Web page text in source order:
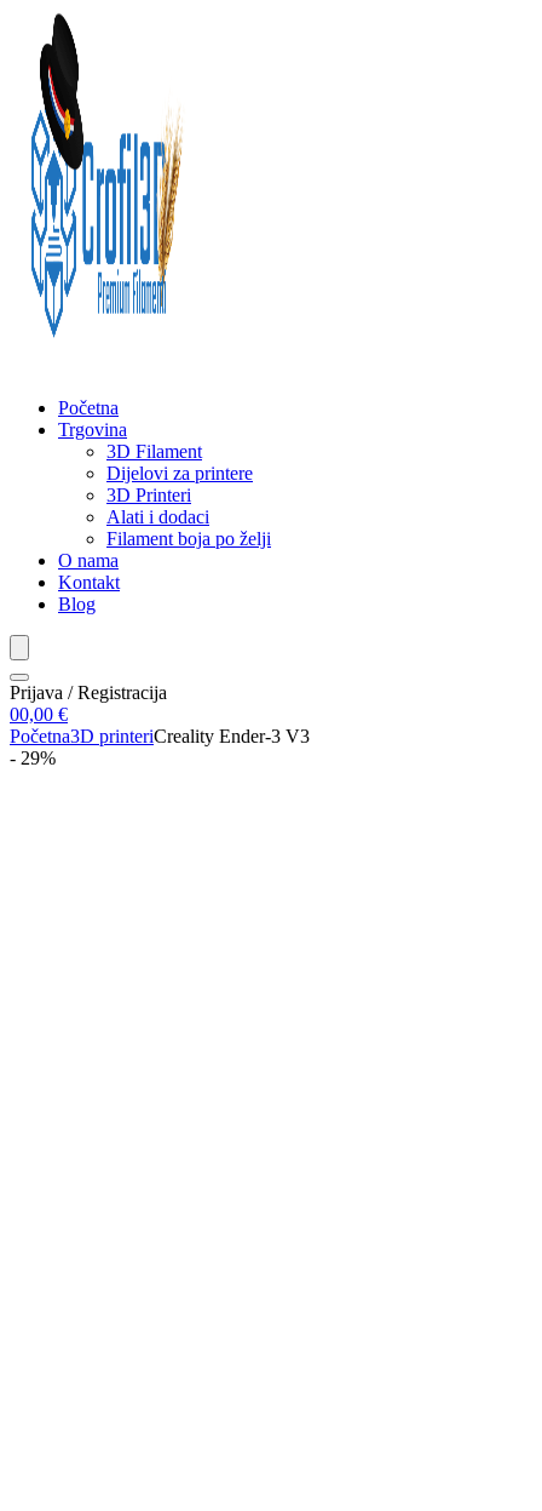
Početna
Trgovina
3D Filament
Dijelovi za printere
3D Printeri
Alati i dodaci
Filament boja po želji
O nama
Kontakt
Blog
Prijava / Registracija
00,00 €
Početna3D printeriCreality Ender-3 V3
- 29%